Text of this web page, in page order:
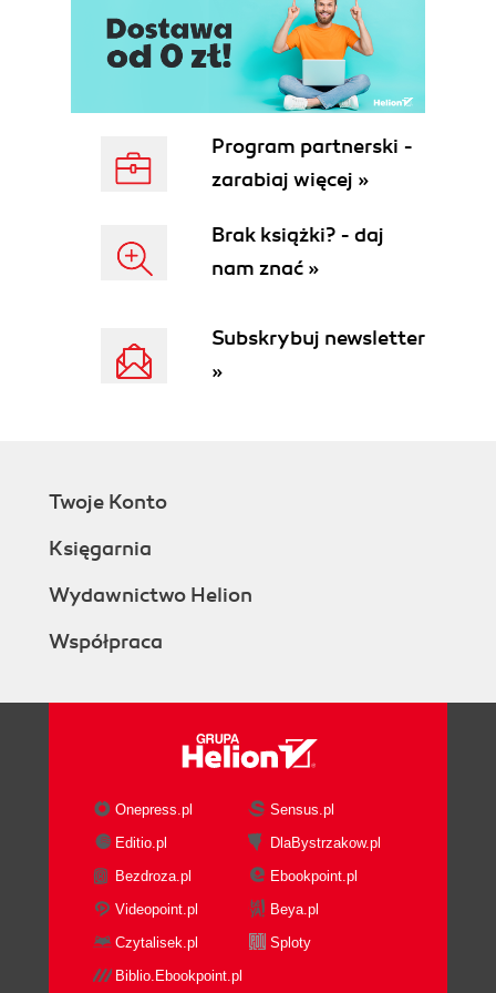
Program partnerski -
zarabiaj więcej »
Brak książki? - daj
nam znać »
Subskrybuj newsletter
»
Twoje Konto
Księgarnia
Wydawnictwo Helion
Współpraca
Onepress.pl
Sensus.pl
Editio.pl
DlaBystrzakow.pl
Bezdroza.pl
Ebookpoint.pl
Videopoint.pl
Beya.pl
Czytalisek.pl
Sploty
Biblio.Ebookpoint.pl